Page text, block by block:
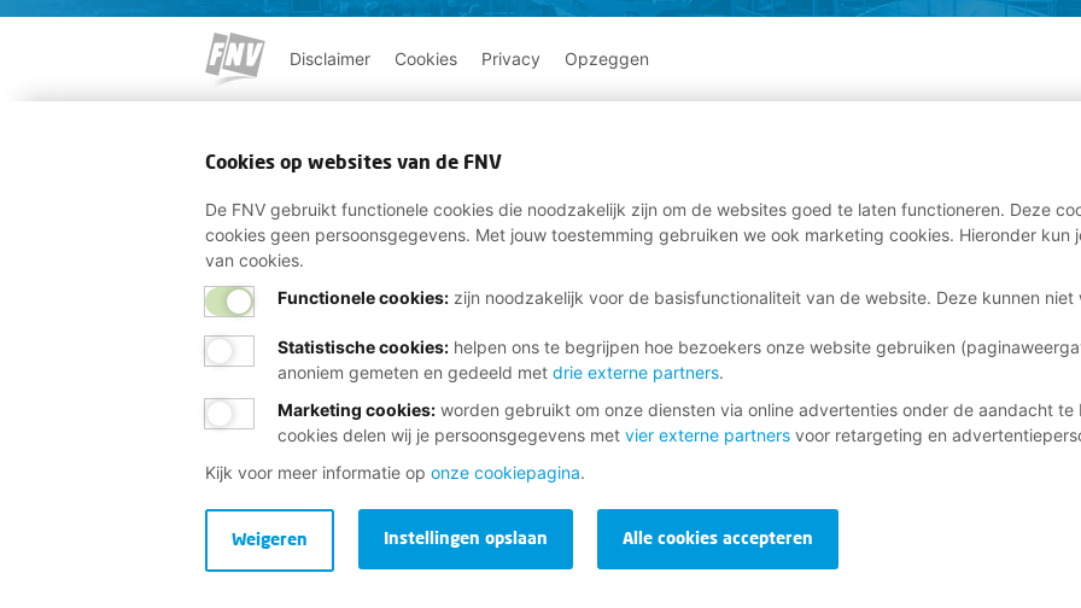
Disclaimer Cookies Privacy Opzeggen
Cookies op websites van de FNV
De FNV gebruikt functionele cookies die noodzakelijk zijn om de websites goed te laten functioneren. Deze
cookies geen persoonsgegevens. Met jouw toestemming gebruiken we ook marketing cookies. Hieronder
van cookies.
Functionele cookies:zijn noodzakelijk voor de basisfunctionaliteit van de website. Deze kunnen niet
Statistische cookies: helpen ons te begrijpen hoe bezoekers onze website gebruiken
anoniem gemeten en gedeeld met drie externe partners.
Marketing cookies: worden gebruikt om onze diensten via online advertenties onder de aandacht
cookies delen wij je persoonsgegevens met vier externe partnersvoor retargeting en
Kijk voor meer informatie op onze cookiepagina.
Alle cookies accepteren
Instellingen opslaan
Weigeren